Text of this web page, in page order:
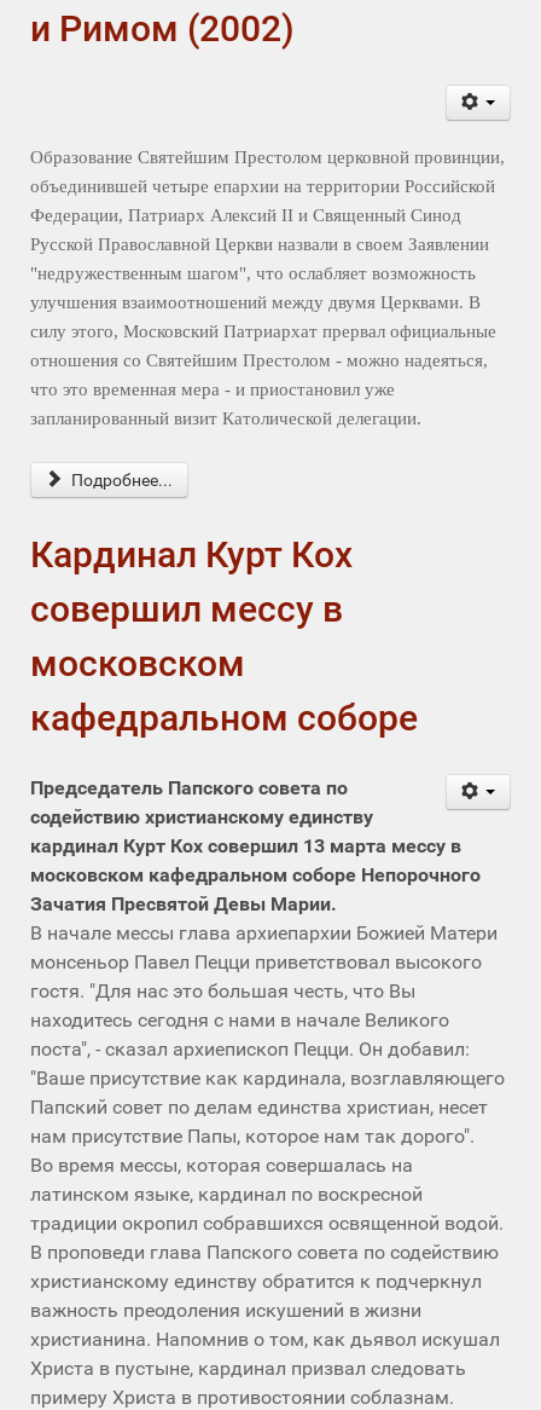
и Римом (2002)
Образование Святейшим Престолом церковной провинции,
объединившей четыре епархии на территории Российской
Федерации, Патриарх Алексий II и Священный Синод
Русской Православной Церкви назвали в своем Заявлении
"недружественным шагом", что ослабляет возможность
улучшения взаимоотношений между двумя Церквами. В
силу этого, Московский Патриархат прервал официальные
отношения со Святейшим Престолом - можно надеяться,
что это временная мера - и приостановил уже
запланированный визит Католической делегации.
Подробнее...
Кардинал Курт Кох
совершил мессу в
московском
кафедральном соборе
Председатель Папского совета по
содействию христианскому единству
кардинал Курт Кох совершил 13 марта мессу в
московском кафедральном соборе Непорочного
Зачатия Пресвятой Девы Марии.
В начале мессы глава архиепархии Божией Матери
монсеньор Павел Пецци приветствовал высокого
гостя. "Для нас это большая честь, что Вы
находитесь сегодня с нами в начале Великого
поста", - сказал архиепископ Пецци. Он добавил:
"Ваше присутствие как кардинала, возглавляющего
Папский совет по делам единства христиан, несет
нам присутствие Папы, которое нам так дорого".
Во время мессы, которая совершалась на
латинском языке, кардинал по воскресной
традиции окропил собравшихся освященной водой.
В проповеди глава Папского совета по содействию
христианскому единству обратится к подчеркнул
важность преодоления искушений в жизни
христианина. Напомнив о том, как дьявол искушал
Христа в пустыне, кардинал призвал следовать
примеру Христа в противостоянии соблазнам.